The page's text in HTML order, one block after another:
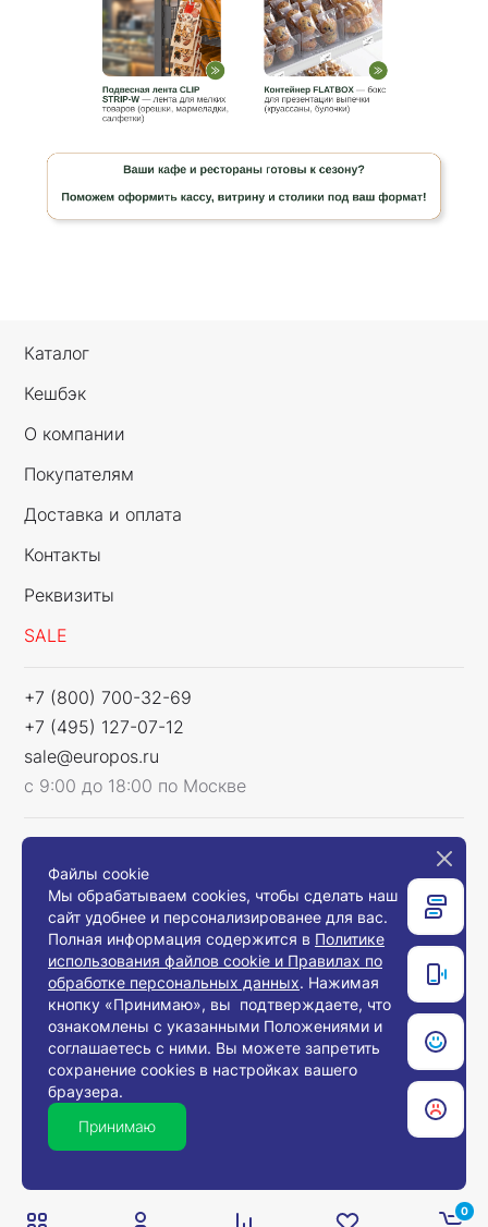
0
Каталог
Кешбэк
О компании
Покупателям
Доставка и оплата
Контакты
Реквизиты
SALE
+7 (800) 700-32-69
+7 (495) 127-07-12
sale@europos.ru
с 9:00 до 18:00 по Москве
Связаться с нами
© 2008-2026, Компания «Европос Групп». Все
права защищены.
Все товары предназначены для продажи
юридическим лицам и индивидуальным
предпринимателям с целью использования в
хозяйственной деятельности.
Файлы cookie
Мы обрабатываем cookies, чтобы сделать наш
сайт удобнее и персонализированее для вас.
Полная информация содержится в Политике
использования файлов cookie и Правилах по
обработке персональных данных. Нажимая
кнопку «Принимаю», вы подтверждаете, что
ознакомлены с указанными Положениями и
соглашаетесь с ними. Вы можете запретить
сохранение cookies в настройках вашего
браузера.
Принимаю